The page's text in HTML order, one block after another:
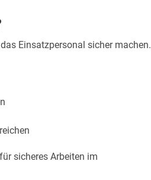
Einsatzpersonal sicher machen.
sicheres Arbeiten im